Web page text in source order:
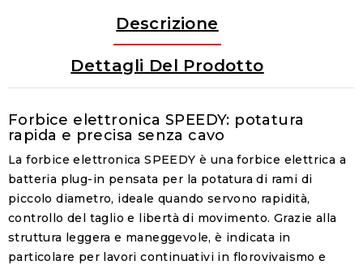
Descrizione
Dettagli Del Prodotto
Forbice elettronica SPEEDY: potatura
rapida e precisa senza cavo
La forbice elettronica SPEEDY è una forbice elettrica a
batteria plug-in pensata per la potatura di rami di
piccolo diametro, ideale quando servono rapidità,
controllo del taglio e libertà di movimento. Grazie alla
struttura leggera e maneggevole, è indicata in
particolare per lavori continuativi in florovivaismo e